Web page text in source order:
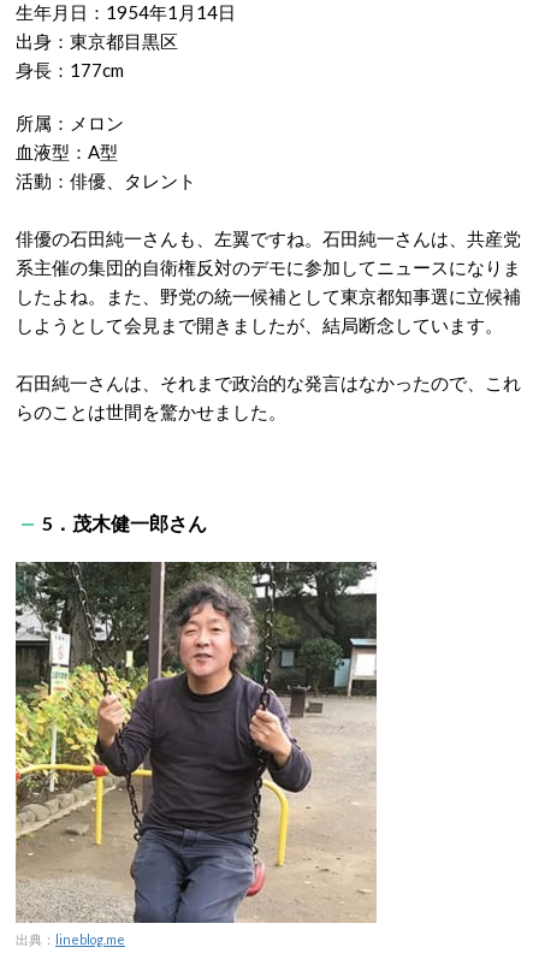
生年月日：1954年1月14日
出身：東京都目黒区
身長：177cm
所属：メロン
血液型：A型
活動：俳優、タレント
俳優の石田純一さんも、左翼ですね。石田純一さんは、共産党
系主催の集団的自衛権反対のデモに参加してニュースになりま
したよね。また、野党の統一候補として東京都知事選に立候補
しようとして会見まで開きましたが、結局断念しています。
石田純一さんは、それまで政治的な発言はなかったので、これ
らのことは世間を驚かせました。
5．茂木健一郎さん
出典： lineblog.me